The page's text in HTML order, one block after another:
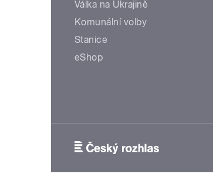
Válka na Ukrajině
Komunální volby
Stanice
eShop